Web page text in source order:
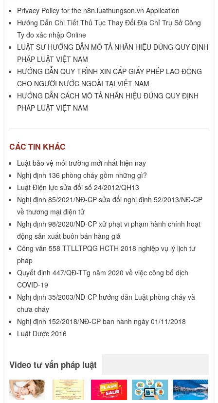
Privacy Policy for the n8n.luathungson.vn Application
Hướng Dẫn Chi Tiết Thủ Tục Thay Đổi Địa Chỉ Trụ Sở Công
Ty do xác nhập Online
LUẬT SƯ HƯỚNG DẪN MÔ TẢ NHÃN HIỆU ĐÚNG QUY ĐỊNH
PHÁP LUẬT VIỆT NAM
HƯỚNG DẪN QUY TRÌNH XIN CẤP GIẤY PHÉP LAO ĐỘNG
CHO NGƯỜI NƯỚC NGOÀI TẠI VIỆT NAM
HƯỚNG DẪN CÁCH MÔ TẢ NHÃN HIỆU ĐÚNG QUY ĐỊNH
PHÁP LUẬT VIỆT NAM
CÁC TIN KHÁC
Luật bảo vệ môi trường mới nhất hiện nay
Nghị định 136 phòng cháy gồm những gì?
Luật Điện lực sửa đổi số 24/2012/QH13
Nghị định 85/2021/NĐ-CP sửa đổi nghị định 52/2013/NĐ-CP
về thương mại điện tử
Nghị định 98/2020/ND-CP xử phạt vi phạm hành chính hoạt
động sản xuất buôn bán hàng giả
Công văn 558 TTLLTPQG HCTH 2018 nghiệp vụ lý lịch tư
pháp
Quyết định 447/QĐ-TTg năm 2020 về việc công bố dịch
COVID-19
Nghị định 35/2003/NĐ-CP hướng dẫn Luật phòng cháy và
chưa cháy
Nghị định 152/2018/NĐ-CP ban hành ngày 01/11/2018
Luật Dược 2016
Video tư vấn pháp luật